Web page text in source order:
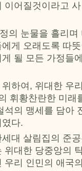
이어질것이라고
의 눈물을 흘리
게 오래도록 따
될 모든 가정들
위하여, 위대한 우
휘황찬란한 미래
석의 맹세를 담아
다.
대 살림집의 준
위대한 당중앙의
우리 인민의 애국